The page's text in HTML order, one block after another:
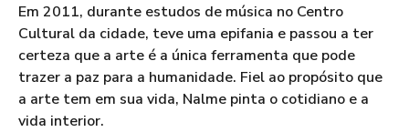
Em 2011, durante estudos de música no Centro
Cultural da cidade, teve uma epifania e passou a ter
certeza que a arte é a única ferramenta que pode
trazer a paz para a humanidade. Fiel ao propósito que
a arte tem em sua vida, Nalme pinta o cotidiano e a
vida interior.